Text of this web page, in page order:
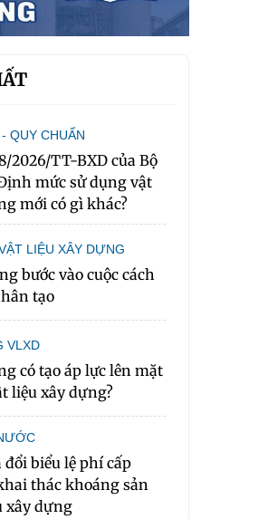
QUY CHUẨN
2026/TT-BXD của Bộ
mức sử dụng vật
mới có gì khác?
LIỆU XÂY DỰNG
bước vào cuộc cách
tạo
VLXD
có tạo áp lực lên mặt
liệu xây dựng?
đổi biểu lệ phí cấp
thác khoáng sản
xây dựng